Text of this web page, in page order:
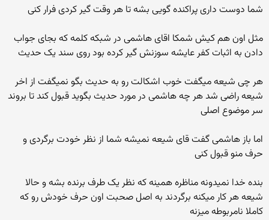
شما دوست داری پراکنده گویی بشه تا هر وقت گیر کردی فرار کنی
مثل اون هم کیش شمکا اقای هاشمی در شبکه کلمه که بجای جواب
دادن به اثبات کفر عایشه سوزنش گیر کرده بود روی سند یک حدیث
هر چی شیعه میگفت خوب اشکالت رو به حدیث بگو نمیگفت از اخر
شیعه راضی شد هر چه هاشمی در مورد حدیث بگوید قبول کند تا بروند
سر موضوع اصلی
اما باز هاشمی گفت قای شیعه نمیشه شما از نظر خودت برگردی و
حرف منو قبول کنی
بنده خدا نمیدونه مناظره همینه که نظر یک طرف برنده بشه و حالا
شیعه هر کار میکنه برگردند به اصل صحبت اون حرف خودش رو که
کاملا نامربوطه میزنه